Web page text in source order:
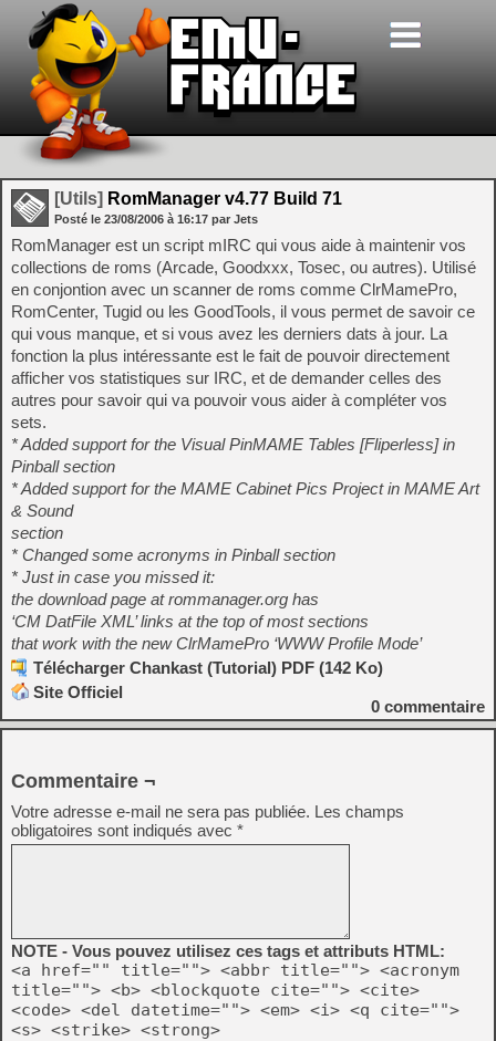
[Utils] RomManager v4.77 Build 71
Posté le 23/08/2006 à 16:17 par Jets
RomManager est un script mIRC qui vous aide à maintenir vos
collections de roms (Arcade, Goodxxx, Tosec, ou autres). Utilisé
en conjontion avec un scanner de roms comme ClrMamePro,
RomCenter, Tugid ou les GoodTools, il vous permet de savoir ce
qui vous manque, et si vous avez les derniers dats à jour. La
fonction la plus intéressante est le fait de pouvoir directement
afficher vos statistiques sur IRC, et de demander celles des
autres pour savoir qui va pouvoir vous aider à compléter vos
sets.
* Added support for the Visual PinMAME Tables [Fliperless] in
Pinball section
* Added support for the MAME Cabinet Pics Project in MAME Art
& Sound
section
* Changed some acronyms in Pinball section
* Just in case you missed it:
the download page at rommanager.org has
‘CM DatFile XML’ links at the top of most sections
that work with the new ClrMamePro ‘WWW Profile Mode’
Télécharger Chankast (Tutorial) PDF (142 Ko)
Site Officiel
0 commentaire
Commentaire ¬
Votre adresse e-mail ne sera pas publiée. Les champs
obligatoires sont indiqués avec *
NOTE - Vous pouvez utilisez ces tags et attributs HTML:
<a href="" title=""> <abbr title=""> <acronym
title=""> <b> <blockquote cite=""> <cite>
<code> <del datetime=""> <em> <i> <q cite="">
<s> <strike> <strong>